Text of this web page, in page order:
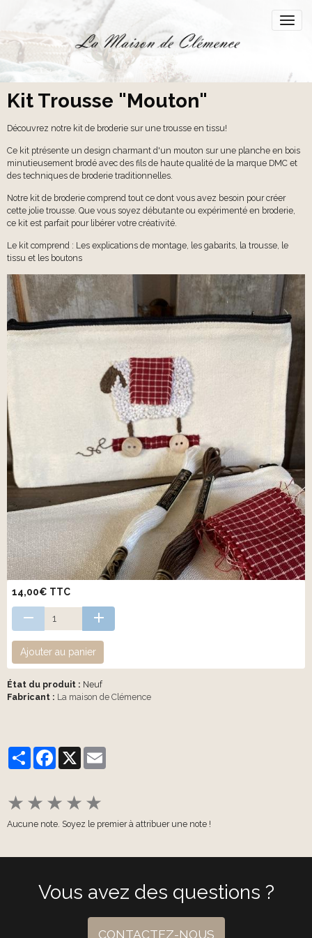
Kit Trousse "Mouton"
Découvrez notre kit de broderie sur une trousse en tissu!
Ce kit ptrésente un design charmant d'un mouton sur une planche en bois
minutieusement brodé avec des fils de haute qualité de la marque DMC et
des techniques de broderie traditionnelles.
Notre kit de broderie comprend tout ce dont vous avez besoin pour créer
cette jolie trousse. Que vous soyez débutante ou expérimenté en broderie,
ce kit est parfait pour libérer votre créativité.
Le kit comprend : Les explications de montage, les gabarits, la trousse, le
tissu et les boutons
14,00€ TTC
Ajouter au panier
État du produit : Neuf
Fabricant : La maison de Clémence
PartagerFacebook
X
★ ★ ★ ★ ★
Aucune note. Soyez le premier à attribuer une note !
Vous avez des questions ?
CONTACTEZ-NOUS